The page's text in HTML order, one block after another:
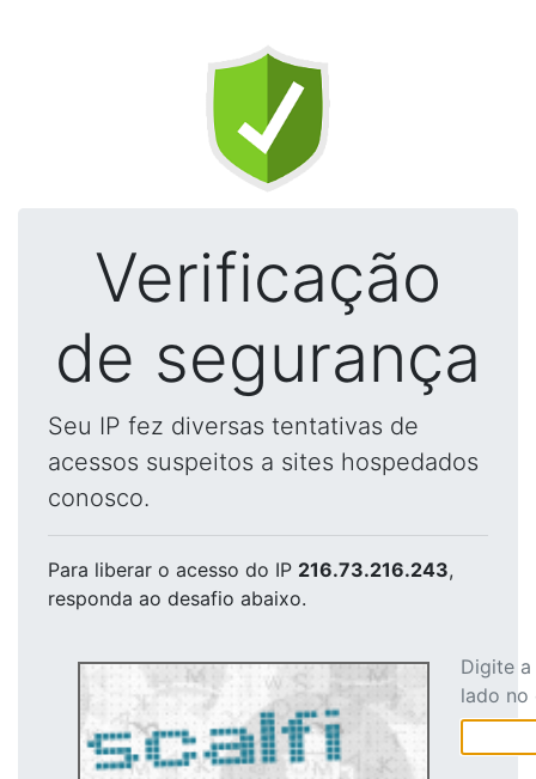
Verificação
de segurança
Seu IP fez diversas tentativas de
acessos suspeitos a sites hospedados
conosco.
Para liberar o acesso do IP 216.73.216.243,
responda ao desafio abaixo.
Digite
lado no